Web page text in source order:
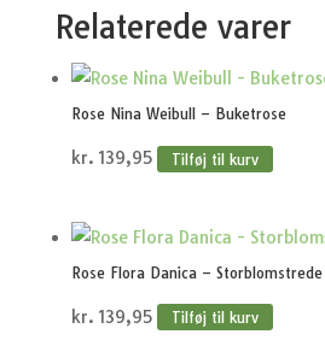
Relaterede varer
Rose Nina Weibull – Buketrose
kr. 139,95 Tilføj til kurv
Rose Flora Danica – Storblomstrede
kr. 139,95 Tilføj til kurv